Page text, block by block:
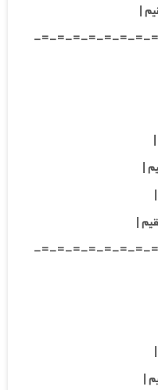
-=-=-=-=-=-=-=-
-=-=-=-=-=-=-=-